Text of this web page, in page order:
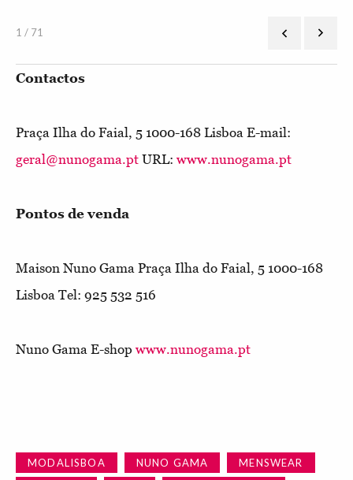
1 / 71
Contactos
Praça Ilha do Faial, 5 1000-168 Lisboa E-mail:
geral@nunogama.pt URL: www.nunogama.pt
Pontos de venda
Maison Nuno Gama Praça Ilha do Faial, 5 1000-168
Lisboa Tel: 925 532 516
Nuno Gama E-shop www.nunogama.pt
MODALISBOA NUNO GAMA
MENSWEAR